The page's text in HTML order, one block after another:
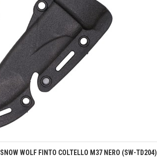
Anteprima
SNOW WOLF FINTO COLTELLO M37 NERO (SW-TD204)